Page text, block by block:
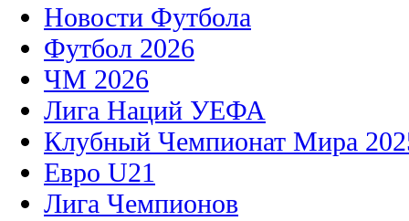
Новости Футбола
Футбол 2026
ЧМ 2026
Лига Наций УЕФА
Клубный Чемпионат Мира
Евро U21
Лига Чемпионов